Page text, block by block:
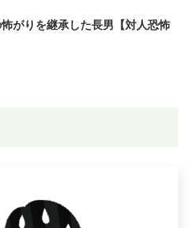
怖がりを継承した長男【対人恐怖